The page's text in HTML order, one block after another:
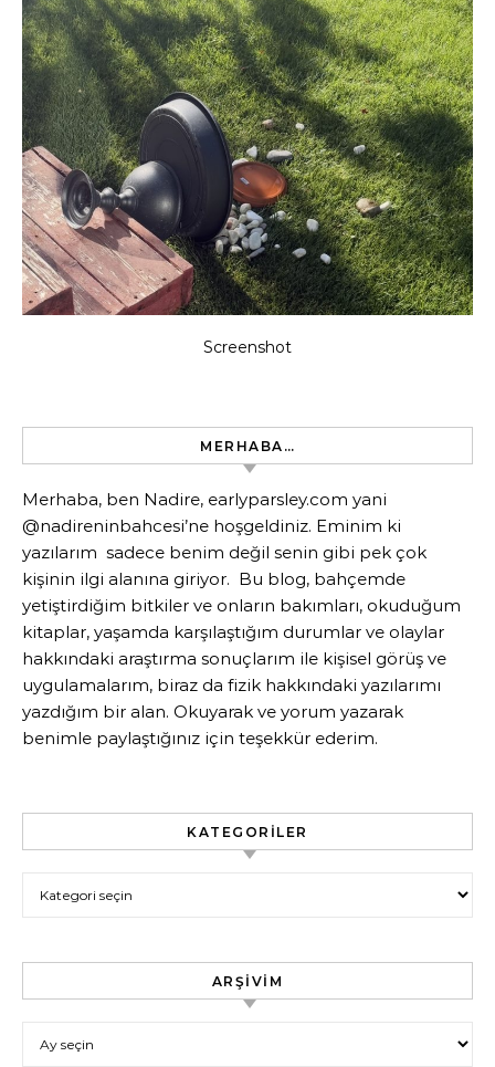
Screenshot
MERHABA…
Merhaba, ben Nadire, earlyparsley.com yani
@nadireninbahcesi’ne hoşgeldiniz. Eminim ki
yazılarım sadece benim değil senin gibi pek çok
kişinin ilgi alanına giriyor. Bu blog, bahçemde
yetiştirdiğim bitkiler ve onların bakımları, okuduğum
kitaplar, yaşamda karşılaştığım durumlar ve olaylar
hakkındaki araştırma sonuçlarım ile kişisel görüş ve
uygulamalarım, biraz da fizik hakkındaki yazılarımı
yazdığım bir alan. Okuyarak ve yorum yazarak
benimle paylaştığınız için teşekkür ederim.
KATEGORILER
ARŞIVIM